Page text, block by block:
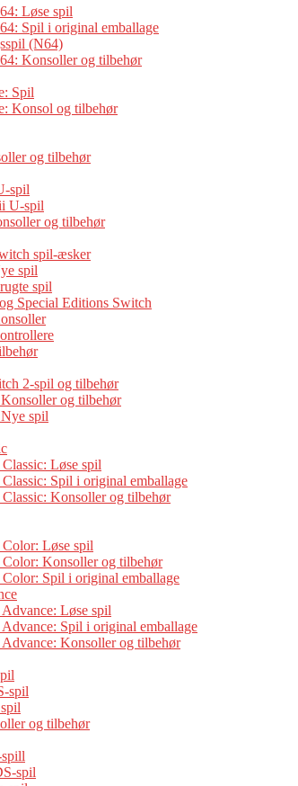
Løse spil
Spil i original emballage
(N64)
Konsoller og tilbehør
Spil
Konsol og tilbehør
og tilbehør
spil
U-spil
og tilbehør
spil-æsker
spil
spil
Special Editions Switch
2-spil og tilbehør
og tilbehør
spil
Løse spil
Spil i original emballage
Konsoller og tilbehør
Løse spil
Color: Konsoller og tilbehør
Spil i original emballage
Løse spil
Spil i original emballage
Konsoller og tilbehør
spil
og tilbehør
spil